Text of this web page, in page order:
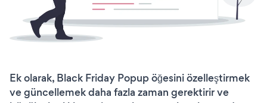
Ek olarak, Black Friday Popup öğesini özelleştirmek
ve güncellemek daha fazla zaman gerektirir ve